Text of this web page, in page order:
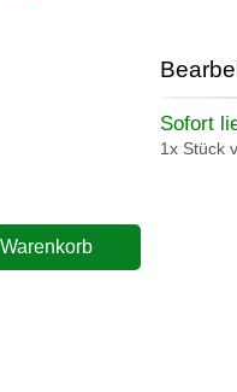
Sofort
1x Stück